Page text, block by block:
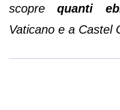
scoprequanti
Vaticano e a Castel